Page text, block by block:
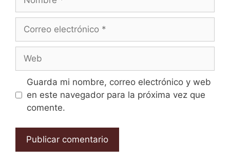
Guarda mi nombre, correo electrónico y web
en este navegador para la próxima vez que
comente.